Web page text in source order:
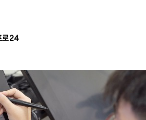
로24